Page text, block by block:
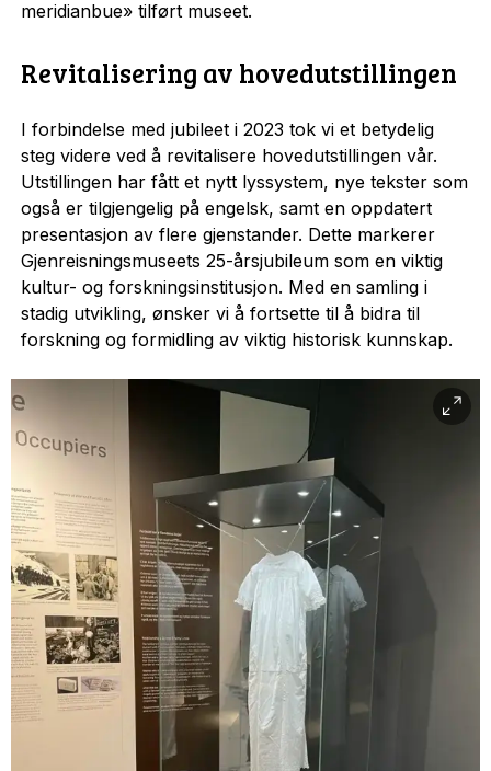
meridianbue» tilført museet.
Revitalisering av hovedutstillingen
I forbindelse med jubileet i 2023 tok vi et betydelig
steg videre ved å revitalisere hovedutstillingen vår.
Utstillingen har fått et nytt lyssystem, nye tekster som
også er tilgjengelig på engelsk, samt en oppdatert
presentasjon av flere gjenstander. Dette markerer
Gjenreisningsmuseets 25-årsjubileum som en viktig
kultur- og forskningsinstitusjon. Med en samling i
stadig utvikling, ønsker vi å fortsette til å bidra til
forskning og formidling av viktig historisk kunnskap.